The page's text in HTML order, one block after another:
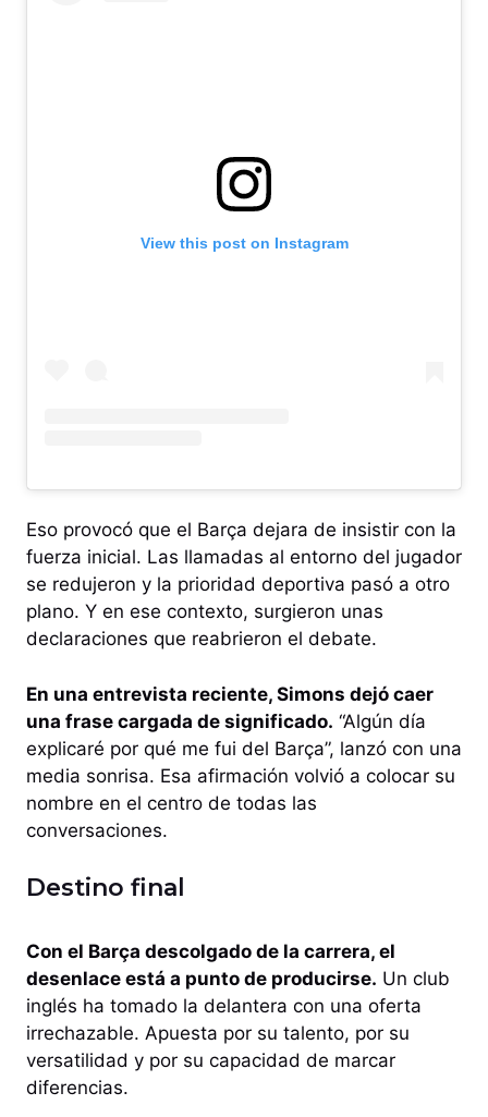
View this post on Instagram
Eso provocó que el Barça dejara de insistir con la
fuerza inicial. Las llamadas al entorno del jugador
se redujeron y la prioridad deportiva pasó a otro
plano. Y en ese contexto, surgieron unas
declaraciones que reabrieron el debate.
En una entrevista reciente, Simons dejó caer
una frase cargada de significado. “Algún día
explicaré por qué me fui del Barça”, lanzó con una
media sonrisa. Esa afirmación volvió a colocar su
nombre en el centro de todas las
conversaciones.
Destino final
Con el Barça descolgado de la carrera, el
desenlace está a punto de producirse. Un club
inglés ha tomado la delantera con una oferta
irrechazable. Apuesta por su talento, por su
versatilidad y por su capacidad de marcar
diferencias.